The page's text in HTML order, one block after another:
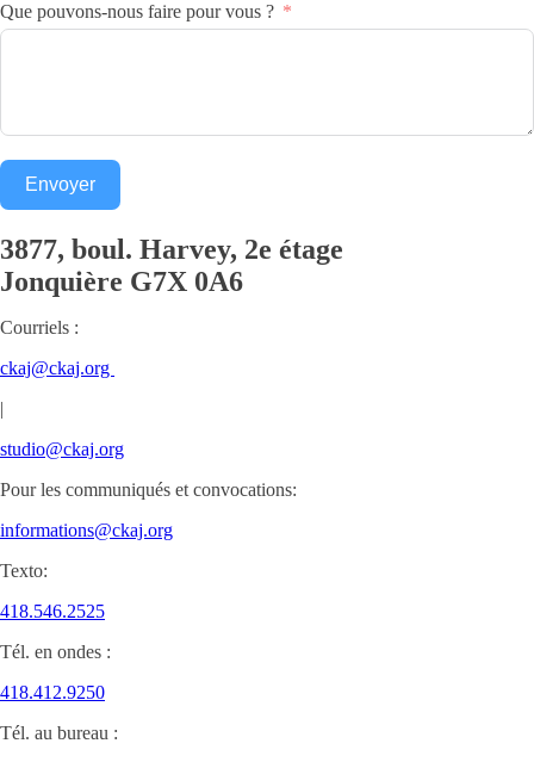
Que pouvons-nous faire pour vous ?
Envoyer
3877, boul. Harvey, 2e étage
Jonquière G7X 0A6
Courriels :
ckaj@ckaj.org
|
studio@ckaj.org
Pour les communiqués et convocations:
informations@ckaj.org
Texto:
418.546.2525
Tél. en ondes :
418.412.9250
Tél. au bureau :